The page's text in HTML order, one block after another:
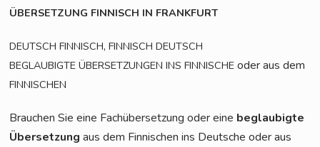
ÜBERSETZUNG FINNISCH IN FRANKFURT
DEUTSCH FINNISCH,FINNISCH DEUTSCH
BEGLAUBIGTE ÜBERSETZUNGEN INS FINNISCHE oder aus dem
FINNISCHEN
Brau­chen Sie eine Fach­über­set­zung oder eine beglau­big­te
Über­set­zung aus dem Fin­ni­schen ins Deut­sche oder aus